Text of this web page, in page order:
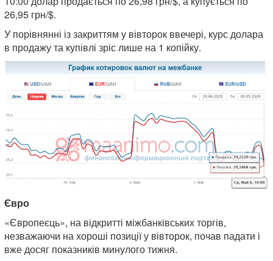
26,95 грн/$.
У порівнянні із закриттям у вівторок ввечері, курс долара
в продажу та купівлі зріс лише на 1 копійку.
Євро
«Європеєць», на відкритті міжбанківських торгів,
незважаючи на хороші позиції у вівторок, почав падати і
вже досяг показників минулого тижня.